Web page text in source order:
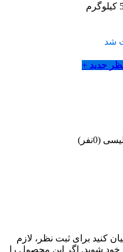
شد
جدید +
(0نفر)
کنید برای ثبت نظر، لازم
شوید. اگر این محصول را